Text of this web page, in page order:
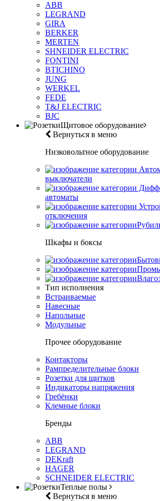
ABB
LEGRAND
GIRA
BERKER
MERTEN
SHNEIDER ELECTRIC
FONTINI
BTICHINO
JUNG
WERKEL
FEDE
T&J ELECTRIC
BJC
Щитовое оборудование
Вернуться в меню
Низковольтное оборудование
выключатели
автоматы
отключения
Шкафы и боксы
Тип исполнения
Встраиваемые
Навесные
Напольные
Модульные
Прочее оборудование
Контакторы
Рампределительные блоки
Розетки для щитков
Индикаторы напряжения
Гребёнки
Клемные блоки
Бренды
ABB
LEGRAND
DEKraft
HAGER
SCHNEIDER ELECTRIC
Теплые полы
Вернуться в меню